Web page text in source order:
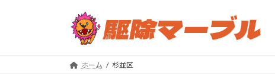
ホーム 杉並区